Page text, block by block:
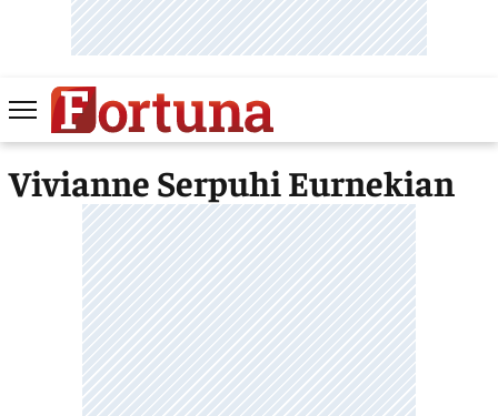
Vivianne Serpuhi Eurnekian